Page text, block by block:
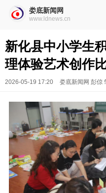
娄底新闻网
www.ldnews.cn
新化县中小学生
理体验艺术创作
2026-05-19 17:20 娄底新闻网 彭倞